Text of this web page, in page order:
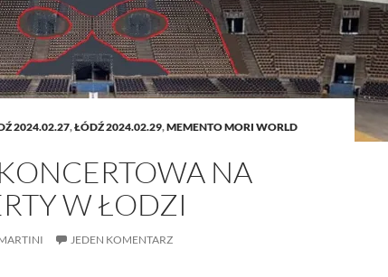
2024.02.27,ŁÓDŹ 2024.02.29,MEMENTO MORI WORLD
NA
W ŁODZI
JEDEN KOMENTARZ